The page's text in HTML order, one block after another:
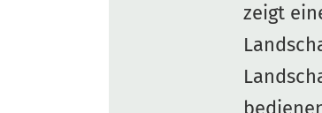
zeigt